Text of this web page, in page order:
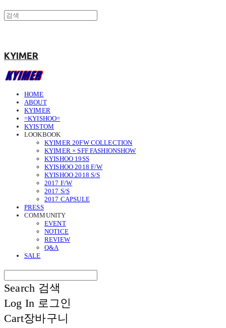
KYIMER
HOME
ABOUT
KYIMER
=KYISHOO=
KYISTOM
LOOKBOOK
KYIMER 20FW COLLECTION
KYIMER × SFF FASHIONSHOW
KYISHOO 19SS
KYISHOO 2018 F/W
KYISHOO 2018 S/S
2017 F/W
2017 S/S
2017 CAPSULE
PRESS
COMMUNITY
EVENT
NOTICE
REVIEW
Q&A
SALE
Search 검색
Log In 로그인
Cart장바구니